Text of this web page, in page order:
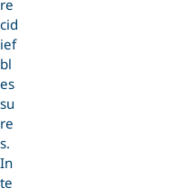
re
cid
ief
bl
es
su
re
s.
In
te